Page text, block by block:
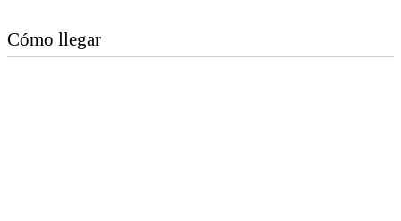
Cómo llegar